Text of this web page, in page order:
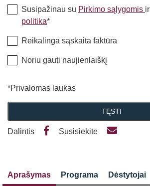
Susipažinau su Pirkimo sąlygomis ir
politika*
Reikalinga sąskaita faktūra
Noriu gauti naujienlaiškį
*Privalomas laukas
TĘSTI
Dalintis Susisiekite
Aprašymas Programa Dėstytojai